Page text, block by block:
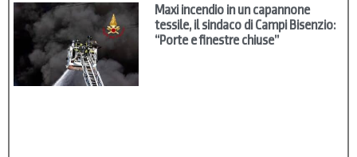
Maxi incendio in un capannone
tessile, il sindaco di Campi Bisenzio:
“Porte e finestre chiuse”